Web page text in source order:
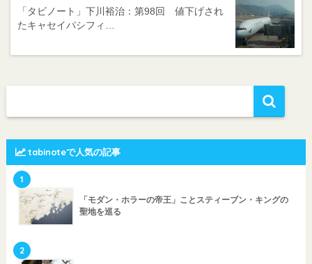
「タビノート」下川裕治：第98回 値下げされ
たキャセイパシフィ…
tabinoteで人気の記事
1
「モダン・ホラーの帝王」ことスティーブン・キングの
聖地を巡る
2